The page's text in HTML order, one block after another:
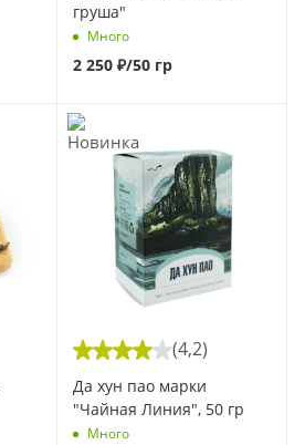
груша"
Много
2 250 ₽/50 гр
(4,2)
Да хун пао марки
"Чайная Линия", 50 гр
Много